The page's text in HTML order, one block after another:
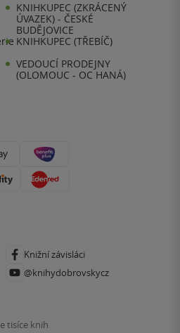
KNIHKUPEC (ZKRÁCENÝ
ÚVAZEK) - ČESKÉ
BUDĚJOVICE
KNIHKUPEC (TŘEBÍČ)
VEDOUCÍ PRODEJNY
(OLOMOUC - OC HANÁ)
Knižní závisláci
@knihydobrovskycz
tisíce knih